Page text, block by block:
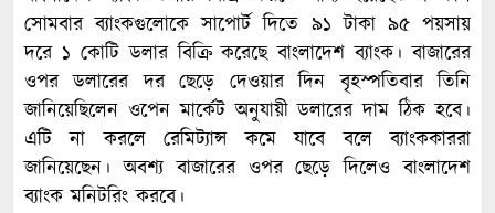
সোমবার ব্যাংকগুলোকে সাপোর্ট দিতে ৯১ টাকা ৯৫ পয়সায়
দরে ১ কোটি ডলার বিক্রি করেছে বাংলাদেশ ব্যাংক। বাজারের
ওপর ডলারের দর ছেড়ে দেওয়ার দিন বৃহস্পতিবার তিনি
জানিয়েছিলেন ওপেন মার্কেট অনুযায়ী ডলারের দাম ঠিক হবে।
এটি না করলে রেমিট্যান্স কমে যাবে বলে ব্যাংককাররা
জানিয়েছেন। অবশ্য বাজারের ওপর ছেড়ে দিলেও বাংলাদেশ
ব্যাংক মনিটরিং করবে।